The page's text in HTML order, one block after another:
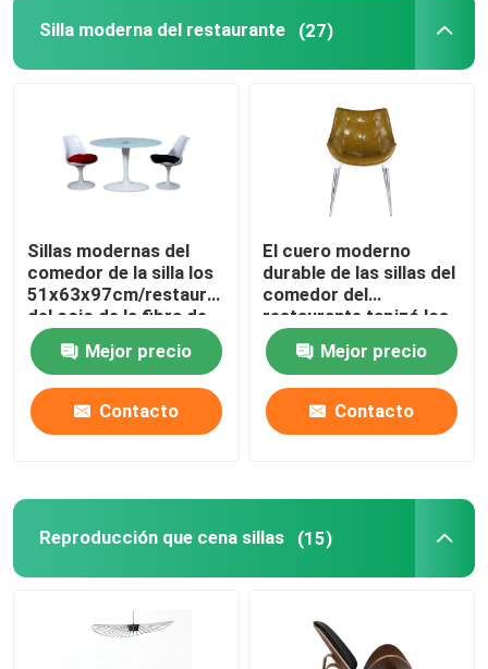
Silla moderna del restaurante (27)
Sillas modernas del
comedor de la silla los
51x63x97cm/restaurante
del ocio de la fibra de
vidrio
Mejor precio
Contacto
El cuero moderno
durable de las sillas del
comedor del
restaurante tapizó los
58*54*83cm
Mejor precio
Contacto
Reproducción que cena sillas (15)